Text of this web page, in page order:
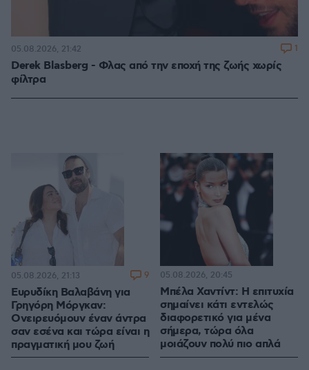
Derek Blasberg - Φλας από την εποχή της ζωής χωρίς
φίλτρα
05.08.2026, 21:42 1
Ευρυδίκη Βαλαβάνη για
Γρηγόρη Μόργκαν:
Ονειρευόμουν έναν άντρα
σαν εσένα και τώρα είναι η
πραγματική μου ζωή
05.08.2026, 21:13 9
Μπέλα Χαντίντ: Η επιτυχία
σημαίνει κάτι εντελώς
διαφορετικό για μένα
σήμερα, τώρα όλα
μοιάζουν πολύ πιο απλά
05.08.2026, 20:45